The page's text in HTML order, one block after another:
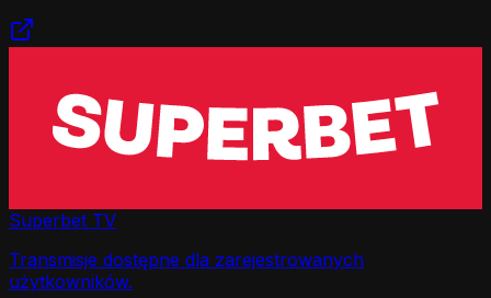
Superbet TV
Transmisje dostępne dla zarejestrowanych
użytkowników.